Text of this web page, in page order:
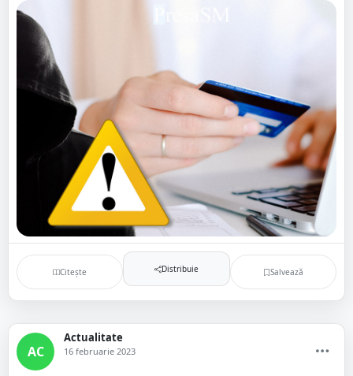
Citește Distribuie Salvează
AC
Actualitate
16 februarie 2023